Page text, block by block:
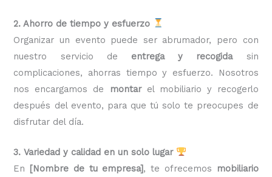
2. Ahorro de tiempo y esfuerzo
Organizar un evento puede ser abrumador, pero con
nuestro servicio de entrega y recogidasin
complicaciones, ahorras tiempo y esfuerzo. Nosotros
nos encargamos de
montarel mobiliario y recogerlo
después del evento, para que tú solo te preocupes de
disfrutar del día.
3. Variedad y calidad en un solo lugar
En [Nombre de tu empresa], te ofrecemos
mobiliario